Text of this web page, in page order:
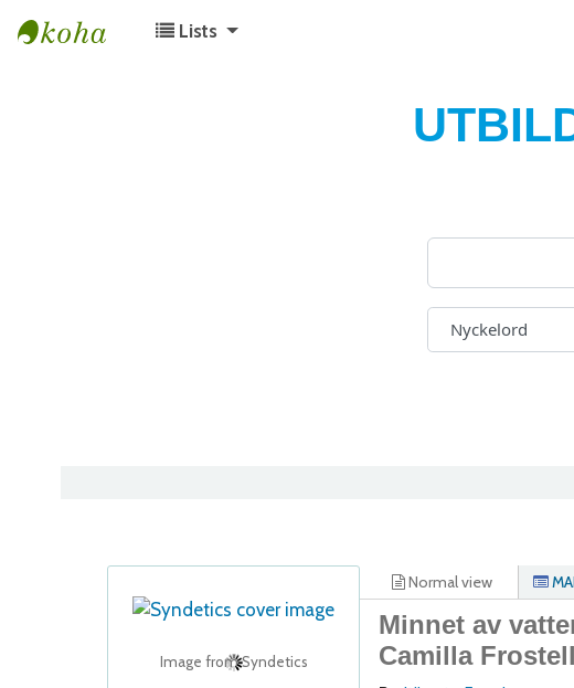
Lists
Image from Syndetics
Normal view
Minnet av
Camilla